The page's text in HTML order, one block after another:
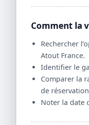
Comment la
Rechercher
Atout France.
Identifier le
Comparer la
de
Noter la date